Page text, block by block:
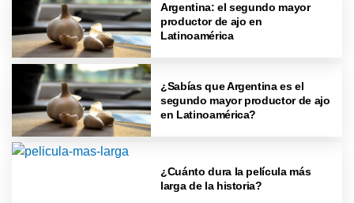
Argentina: el segundo mayor
productor de ajo en
Latinoamérica
¿Sabías que Argentina es el
segundo mayor productor de ajo
en Latinoamérica?
¿Cuánto dura la película más
larga de la historia?